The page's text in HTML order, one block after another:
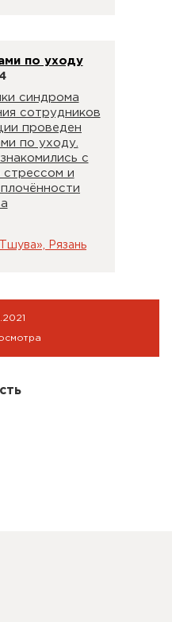
по уходу
синдрома
сотрудников
проведен
по уходу.
с
и
Рязань